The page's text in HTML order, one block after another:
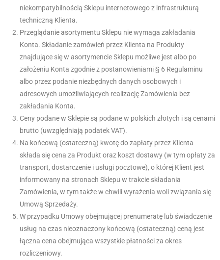
niekompatybilnością Sklepu internetowego z infrastrukturą
techniczną Klienta.
Przeglądanie asortymentu Sklepu nie wymaga zakładania
Konta. Składanie zamówień przez Klienta na Produkty
znajdujące się w asortymencie Sklepu możliwe jest albo po
założeniu Konta zgodnie z postanowieniami § 6 Regulaminu
albo przez podanie niezbędnych danych osobowych i
adresowych umożliwiających realizację Zamówienia bez
zakładania Konta.
Ceny podane w Sklepie są podane w polskich złotych i są cenami
brutto (uwzględniają podatek VAT).
Na końcową (ostateczną) kwotę do zapłaty przez Klienta
składa się cena za Produkt oraz koszt dostawy (w tym opłaty za
transport, dostarczenie i usługi pocztowe), o której Klient jest
informowany na stronach Sklepu w trakcie składania
Zamówienia, w tym także w chwili wyrażenia woli związania się
Umową Sprzedaży.
W przypadku Umowy obejmującej prenumeratę lub świadczenie
usług na czas nieoznaczony końcową (ostateczną) ceną jest
łączna cena obejmująca wszystkie płatności za okres
rozliczeniowy.